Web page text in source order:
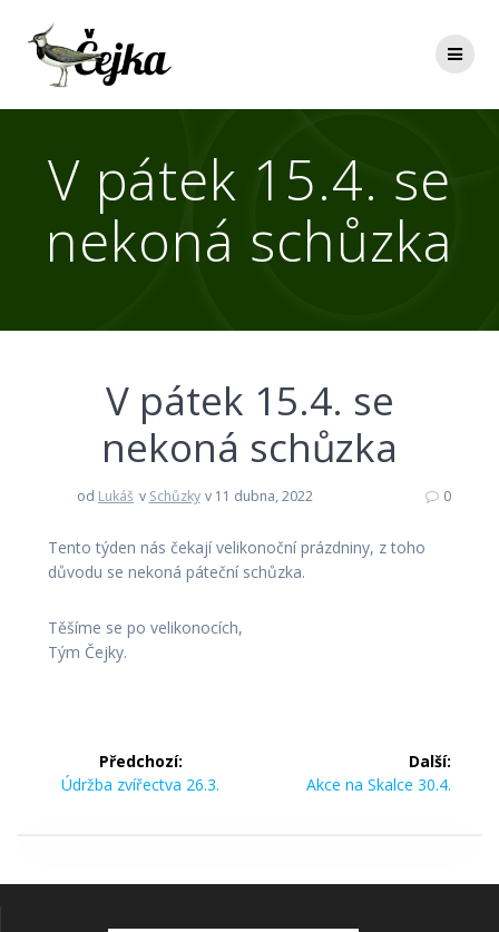
V pátek 15.4. se
nekoná schůzka
V pátek 15.4. se
nekoná schůzka
od Lukáš v Schůzky v 11 dubna, 2022 0
Tento týden nás čekají velikonoční prázdniny, z toho
důvodu se nekoná páteční schůzka.
Těšíme se po velikonocích,
Tým Čejky.
Předchozí:
Údržba zvířectva 26.3.
Další:
Akce na Skalce 30.4.